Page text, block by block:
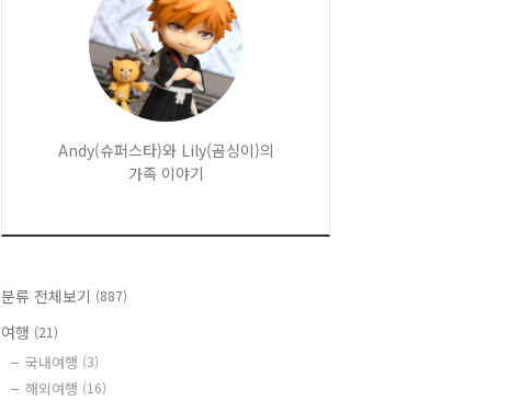
Andy(슈퍼스타)와 Lily(곰싱이)의
가족 이야기
분류 전체보기 (887)
여행 (21)
국내여행 (3)
해외여행 (16)